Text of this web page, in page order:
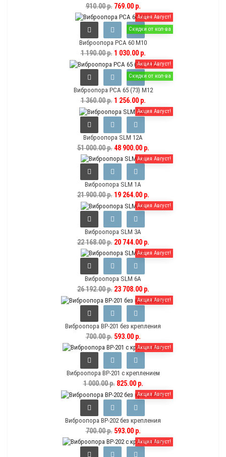
910.00 р.769.00 р.
Акция Август!
Скидки от кол-ва
Виброопора PCA 60 M10
1 190.00 р.1 030.00 р.
Акция Август!
Скидки от кол-ва
Виброопора PCA 65 (73) M12
1 360.00 р.1 256.00 р.
Акция Август!
Виброопора SLM 12A
51 000.00 р.48 900.00 р.
Акция Август!
Виброопора SLM 1A
21 900.00 р.19 264.00 р.
Акция Август!
Виброопора SLM 3A
22 168.00 р.20 744.00 р.
Акция Август!
Виброопора SLM 6A
26 192.00 р.23 708.00 р.
Акция Август!
Виброопора ВР-201 без крепления
700.00 р.593.00 р.
Акция Август!
Виброопора ВР-201 с креплением
1 000.00 р.825.00 р.
Акция Август!
Виброопора ВР-202 без крепления
700.00 р.593.00 р.
Акция Август!